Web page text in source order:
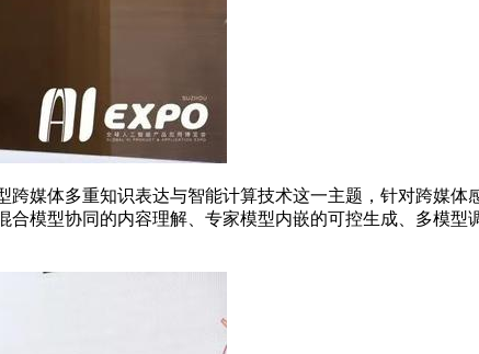
体多重知识表达与智能计算技术这一主题，针对跨媒体
模型协同的内容理解、专家模型内嵌的可控生成、多模